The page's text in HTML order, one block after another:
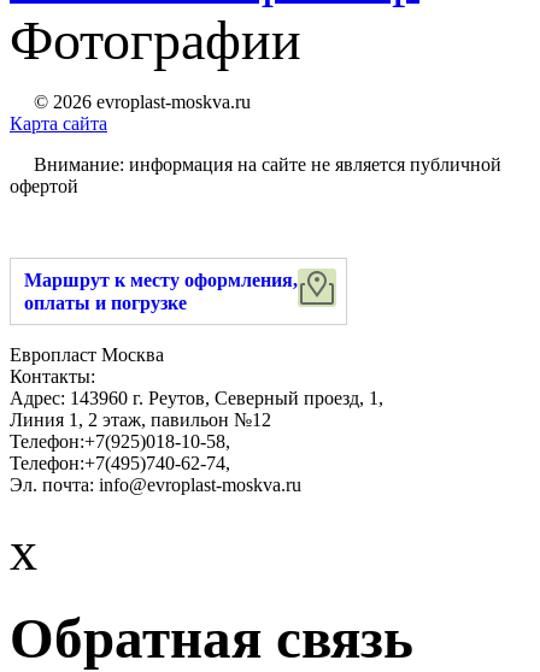
Фотографии
© 2026 evroplast-moskva.ru
Карта сайта
Внимание: информация на сайте не является публичной
офертой
Маршрут к месту оформления,
оплаты и погрузке
Европласт Москва
Контакты:
Адрес: 143960 г. Реутов, Северный проезд, 1 ,
Линия 1, 2 этаж, павильон №12
Телефон:+7(925)018-10-58,
Телефон:+7(495)740-62-74,
Эл. почта: info@evroplast-moskva.ru
x
Обратная связь